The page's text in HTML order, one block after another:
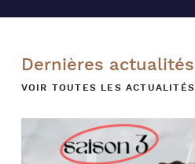
Dernières actualités
VOIR TOUTES LES ACTUALITÉS